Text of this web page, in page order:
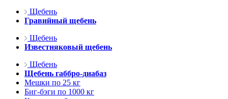
Щебень
Гравийный щебень
Щебень
Известняковый щебень
Щебень
Щебень габбро-диабаз
Мешки по 25 кг
Биг-бэги по 1000 кг